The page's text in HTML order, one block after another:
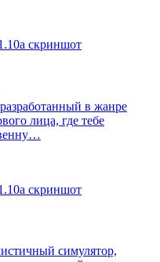
в жанре
лица, где тебе
симулятор,